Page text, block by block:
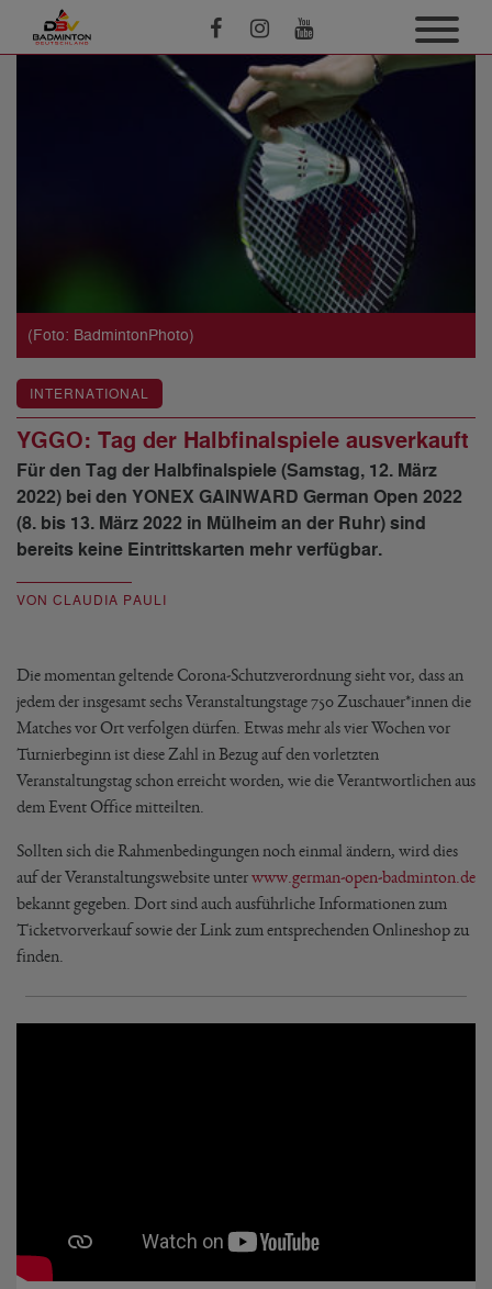
(Foto: BadmintonPhoto)
INTERNATIONAL
YGGO: Tag der Halbfinalspiele ausverkauft
Für den Tag der Halbfinalspiele (Samstag, 12. März
2022) bei den YONEX GAINWARD German Open 2022
(8. bis 13. März 2022 in Mülheim an der Ruhr) sind
bereits keine Eintrittskarten mehr verfügbar.
VON CLAUDIA PAULI
Die momentan geltende Corona-Schutzverordnung sieht vor, dass an
jedem der insgesamt sechs Veranstaltungstage 750 Zuschauer*innen die
Matches vor Ort verfolgen dürfen. Etwas mehr als vier Wochen vor
Turnierbeginn ist diese Zahl in Bezug auf den vorletzten
Veranstaltungstag schon erreicht worden, wie die Verantwortlichen aus
dem Event Office mitteilten.
Sollten sich die Rahmenbedingungen noch einmal ändern, wird dies
auf der Veranstaltungswebsite unterwww.german-open-badminton.de
bekannt gegeben. Dort sind auch ausführliche Informationen zum
Ticketvorverkauf sowie der Link zum entsprechenden Onlineshop zu
finden.